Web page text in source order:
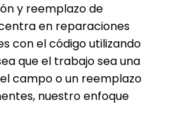
y reemplazo de
en reparaciones
con el código utilizando
que el trabajo sea una
campo o un reemplazo
nuestro enfoque